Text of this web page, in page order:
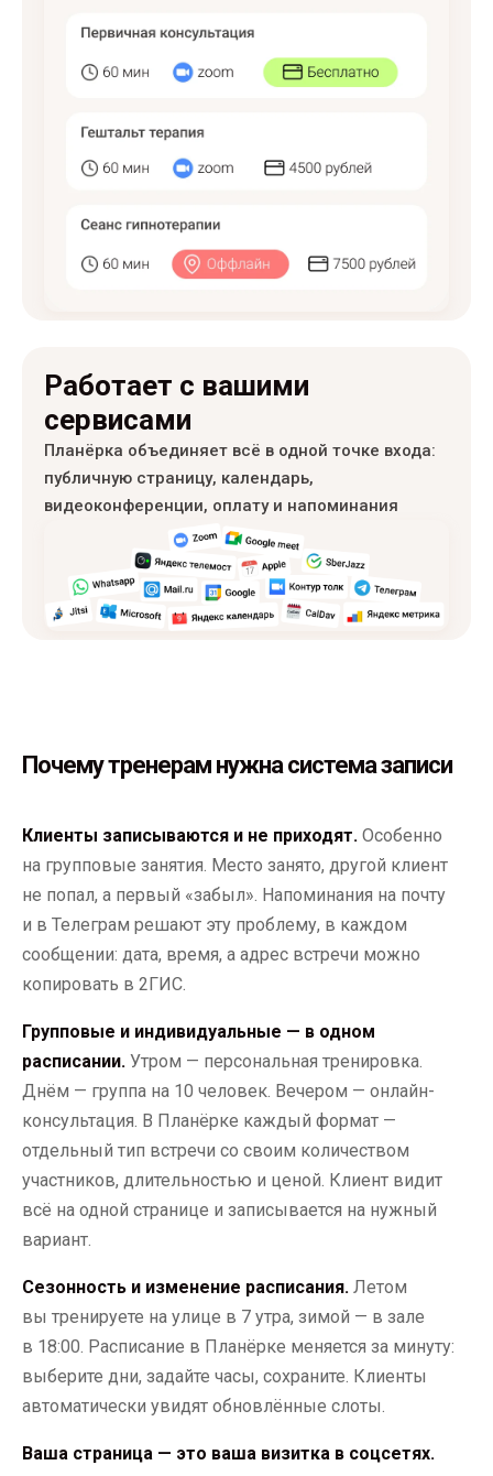
Работает с вашими
сервисами
Планёрка объединяет всё в одной точке входа:
публичную страницу, календарь,
видеоконференции, оплату и напоминания
Почему тренерам нужна система записи
Клиенты записываются и не приходят. Особенно
на групповые занятия. Место занято, другой клиент
не попал, а первый «забыл». Напоминания на почту
и в Телеграм решают эту проблему, в каждом
сообщении: дата, время, а адрес встречи можно
копировать в 2ГИС.
Групповые и индивидуальные — в одном
расписании. Утром — персональная тренировка.
Днём — группа на 10 человек. Вечером — онлайн-
консультация. В Планёрке каждый формат —
отдельный тип встречи со своим количеством
участников, длительностью и ценой. Клиент видит
всё на одной странице и записывается на нужный
вариант.
Сезонность и изменение расписания. Летом
вы тренируете на улице в 7 утра, зимой — в зале
в 18:00. Расписание в Планёрке меняется за минуту:
выберите дни, задайте часы, сохраните. Клиенты
автоматически увидят обновлённые слоты.
Ваша страница — это ваша визитка в соцсетях.